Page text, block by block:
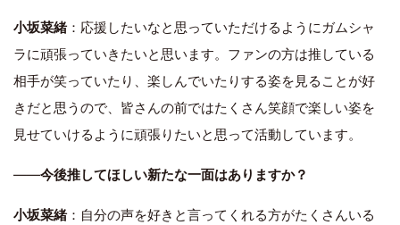
小坂菜緒：応援したいなと思っていただけるようにガムシャ
ラに頑張っていきたいと思います。ファンの方は推している
相手が笑っていたり、楽しんでいたりする姿を見ることが好
きだと思うので、皆さんの前ではたくさん笑顔で楽しい姿を
見せていけるように頑張りたいと思って活動しています。
――今後推してほしい新たな一面はありますか？
小坂菜緒：自分の声を好きと言ってくれる方がたくさんいる